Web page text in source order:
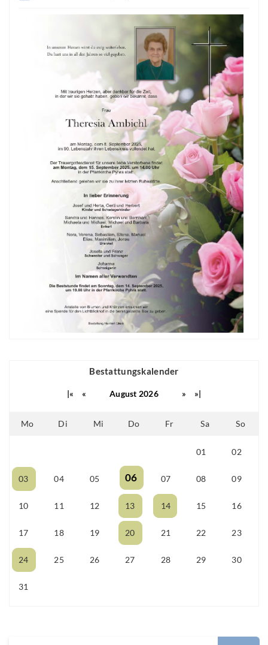
Bestattungskalender
|« « August 2026 » »|
Mo Di Mi Do Fr Sa So
01 02
03 04 05 06 07 08 09
10 11 12 13 14 15 16
17 18 19 20 21 22 23
24 25 26 27 28 29 30
31